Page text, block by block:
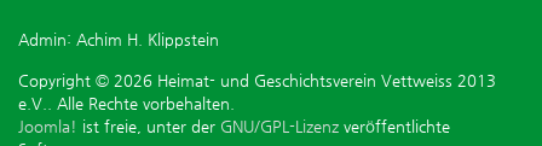
Admin: Achim H. Klippstein
Copyright © 2026 Heimat- und Geschichtsverein Vettweiss 2013
e.V.. Alle Rechte vorbehalten.
Joomla! ist freie, unter der GNU/GPL-Lizenz veröffentlichte